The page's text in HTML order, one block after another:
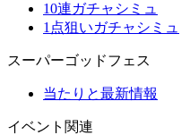
10連ガチャシミュ
1点狙いガチャシミュ
スーパーゴッドフェス
当たりと最新情報
イベント関連